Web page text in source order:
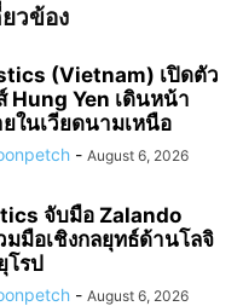
วข้อง
(Vietnam) เปิดตัว
Hung Yen เดินหน้า
ในเวียดนามเหนือ
- August 6, 2026
จับมือ Zalando
มือเชิงกลยุทธ์ด้านโลจิ
โรป
- August 6, 2026